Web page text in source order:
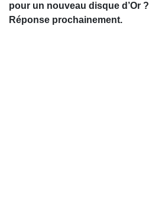
pour un nouveau disque d’Or ?
Réponse prochainement.